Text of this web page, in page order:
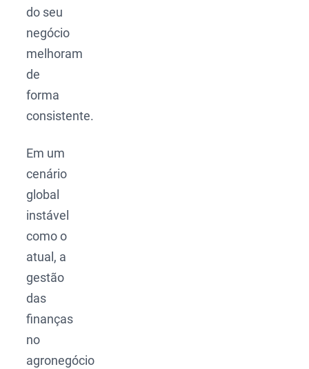
do seu
negócio
melhoram
de
forma
consistente.
Em um
cenário
global
instável
como o
atual, a
gestão
das
finanças
no
agronegócio